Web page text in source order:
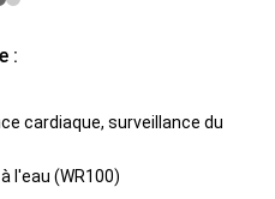
:
cardiaque, surveillance du
l'eau (WR100)